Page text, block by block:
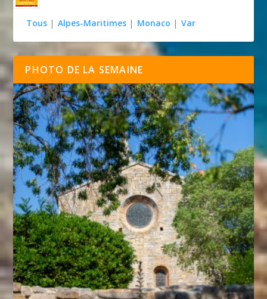
Tous | Alpes-Maritimes | Monaco | Var
PHOTO DE LA SEMAINE